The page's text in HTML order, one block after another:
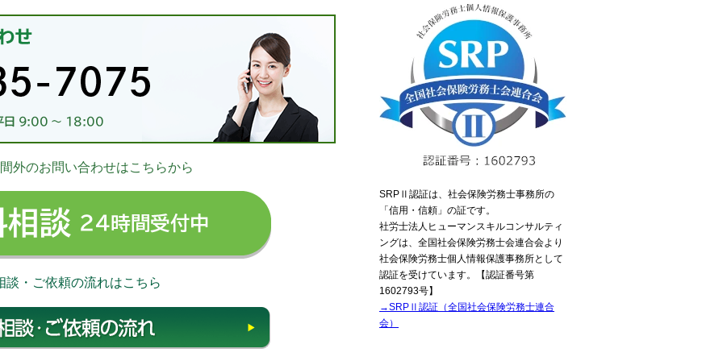
お電話でのお問い合わせ
外のお問い合わせはこちらから
無料相談 24時間受付中
談・ご依頼の流れはこちら
相談・ご依頼の流れ
SRPⅡ認証は、社会保険労務士事務所の
「信用・信頼」の証です。
社労士法人ヒューマンスキルコンサルティ
ングは、全国社会保険労務士会連合会より
社会保険労務士個人情報保護事務所として
認証を受けています。【認証番号第
1602793号】
→SRPⅡ認証（全国社会保険労務士連合
会）